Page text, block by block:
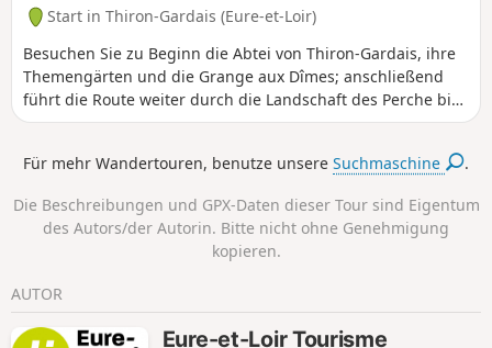
von La Ferté-Bernard.
Start in Thiron-Gardais (Eure-et-Loir)
Besuchen Sie zu Beginn die Abtei von Thiron-Gardais, ihre
Themengärten und die Grange aux Dîmes; anschließend
führt die Route weiter durch die Landschaft des Perche bis
nach Saint-Denis-d'Authou.
Für mehr Wandertouren, benutze unsereSuchmaschine .
Die Beschreibungen und GPX-Daten dieser Tour sind Eigentum
des Autors/der Autorin. Bitte nicht ohne Genehmigung
kopieren.
AUTOR
Eure-et-Loir Tourisme